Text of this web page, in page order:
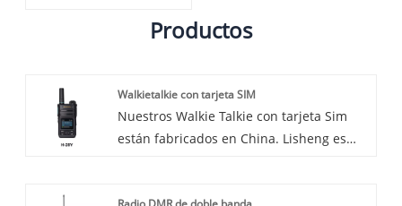
Productos
Walkietalkie con tarjeta SIM
Nuestros Walkie Talkie con tarjeta Sim
están fabricados en China. Lisheng es